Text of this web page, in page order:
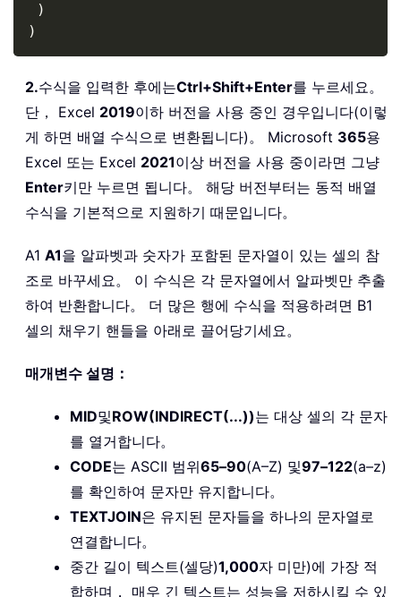
)
)
2.수식을 입력한 후에는Ctrl+Shift+Enter를 누르세요。
단， Excel 2019이하 버전을 사용 중인 경우입니다(이렇
게 하면 배열 수식으로 변환됩니다)。 Microsoft 365용
Excel 또는 Excel 2021이상 버전을 사용 중이라면 그냥
Enter키만 누르면 됩니다。 해당 버전부터는 동적 배열
수식을 기본적으로 지원하기 때문입니다。
A1 A1을 알파벳과 숫자가 포함된 문자열이 있는 셀의 참
조로 바꾸세요。 이 수식은 각 문자열에서 알파벳만 추출
하여 반환합니다。 더 많은 행에 수식을 적용하려면 B1
셀의 채우기 핸들을 아래로 끌어당기세요。
매개변수 설명：
MID및ROW(INDIRECT(...))는 대상 셀의 각 문자
를 열거합니다。
CODE는 ASCII 범위65–90(A–Z) 및97–122(a–z)
를 확인하여 문자만 유지합니다。
TEXTJOIN은 유지된 문자들을 하나의 문자열로
연결합니다。
중간 길이 텍스트(셀당)1,000자 미만)에 가장 적
합하며， 매우 긴 텍스트는 성능을 저하시킬 수 있